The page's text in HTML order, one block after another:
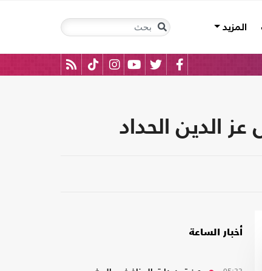
المزيد
الدين الحداد
أخبار الساعة